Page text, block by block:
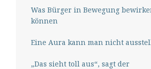
Was Bürger in Bewegung
können
Eine Aura kann man nicht
„Das sieht toll aus“, sagt der